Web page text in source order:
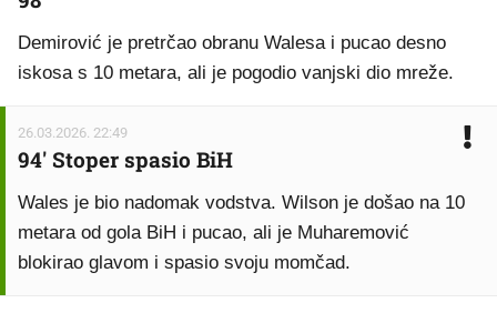
Demirović je pretrčao obranu Walesa i pucao desno
iskosa s 10 metara, ali je pogodio vanjski dio mreže.
26.03.2026. 22:49
94' Stoper spasio BiH
Wales je bio nadomak vodstva. Wilson je došao na 10
metara od gola BiH i pucao, ali je Muharemović
blokirao glavom i spasio svoju momčad.